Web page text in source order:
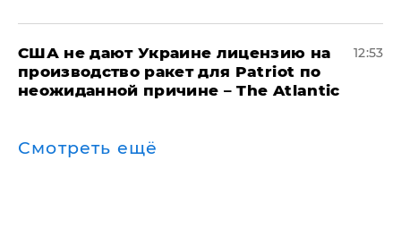
США не дают Украине лицензию на
производство ракет для Patriot по
неожиданной причине – The Atlantic
12:53
Смотреть ещё